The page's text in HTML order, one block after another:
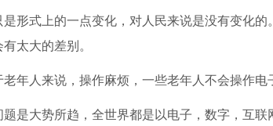
是形式上的一点变化，对人民来说是没有变化
太大的差别。
年人来说，操作麻烦，一些老年人不会操作电
题是大势所趋，全世界都是以电子，数字，互